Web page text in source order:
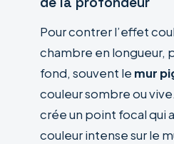
Pour contrer l’effet
chambre en longueur,
fond, souvent le mur
couleur sombre ou
crée un point focal qui
couleur intense sur le